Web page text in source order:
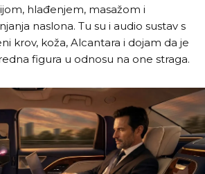
hlađenjem, masažom i
naslona. Tu su i audio sustav s
krov, koža, Alcantara i dojam da je
figura u odnosu na one straga.